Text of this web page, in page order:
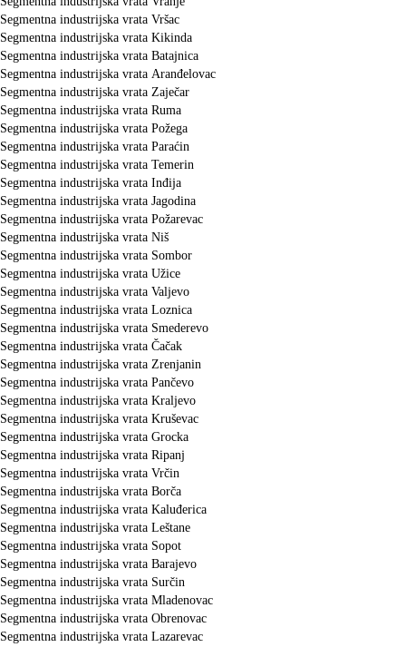
Segmentna industrijska vrata Vršac
Segmentna industrijska vrata Kikinda
Segmentna industrijska vrata Batajnica
Segmentna industrijska vrata Aranđelovac
Segmentna industrijska vrata Zaječar
Segmentna industrijska vrata Ruma
Segmentna industrijska vrata Požega
Segmentna industrijska vrata Paraćin
Segmentna industrijska vrata Temerin
Segmentna industrijska vrata Inđija
Segmentna industrijska vrata Jagodina
Segmentna industrijska vrata Požarevac
Segmentna industrijska vrata Niš
Segmentna industrijska vrata Sombor
Segmentna industrijska vrata Užice
Segmentna industrijska vrata Valjevo
Segmentna industrijska vrata Loznica
Segmentna industrijska vrata Smederevo
Segmentna industrijska vrata Čačak
Segmentna industrijska vrata Zrenjanin
Segmentna industrijska vrata Pančevo
Segmentna industrijska vrata Kraljevo
Segmentna industrijska vrata Kruševac
Segmentna industrijska vrata Grocka
Segmentna industrijska vrata Ripanj
Segmentna industrijska vrata Vrčin
Segmentna industrijska vrata Borča
Segmentna industrijska vrata Kaluđerica
Segmentna industrijska vrata Leštane
Segmentna industrijska vrata Sopot
Segmentna industrijska vrata Barajevo
Segmentna industrijska vrata Surčin
Segmentna industrijska vrata Mladenovac
Segmentna industrijska vrata Obrenovac
Segmentna industrijska vrata Lazarevac